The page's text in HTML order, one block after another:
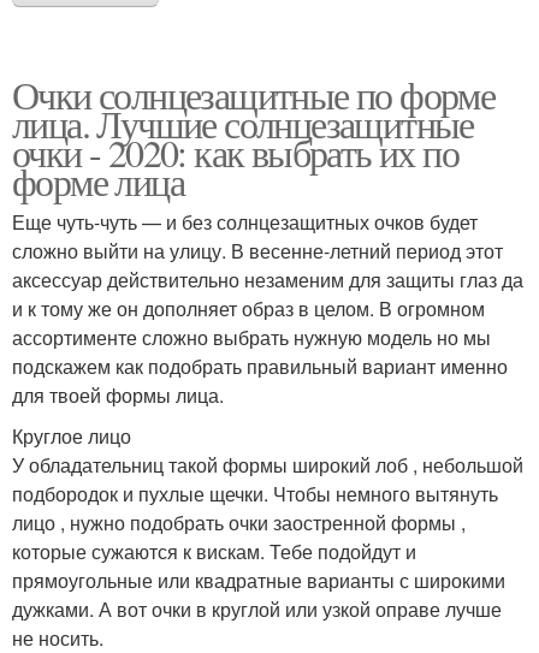
Очки солнцезащитные по форме
лица. Лучшие солнцезащитные
очки - 2020: как выбрать их по
форме лица
Еще чуть-чуть — и без солнцезащитных очков будет
сложно выйти на улицу. В весенне-летний период этот
аксессуар действительно незаменим для защиты глаз да
и к тому же он дополняет образ в целом. В огромном
ассортименте сложно выбрать нужную модель но мы
подскажем как подобрать правильный вариант именно
для твоей формы лица.
Круглое лицо
У обладательниц такой формы широкий лоб , небольшой
подбородок и пухлые щечки. Чтобы немного вытянуть
лицо , нужно подобрать очки заостренной формы ,
которые сужаются к вискам. Тебе подойдут и
прямоугольные или квадратные варианты с широкими
дужками. А вот очки в круглой или узкой оправе лучше
не носить.